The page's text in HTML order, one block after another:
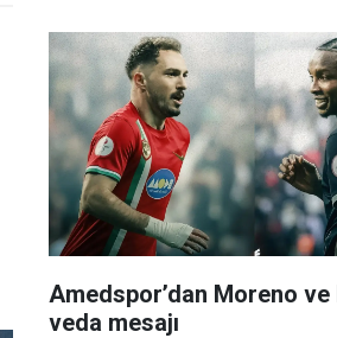
Amedspor’dan Moreno ve
veda mesajı